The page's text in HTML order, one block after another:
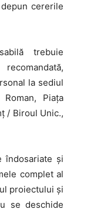
cererile
trebuie
la sediul
Piaţa
/ Biroul Unic.,
îndosariate şi
complet al
proiectului şi
se deschide